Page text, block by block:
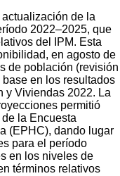
de la
2022–2025, que
del IPM. Esta
en agosto de
de población (revisión
en los resultados
y Viviendas 2022. La
permitió
la Encuesta
(EPHC), dando lugar
para el período
en los niveles de
términos relativos